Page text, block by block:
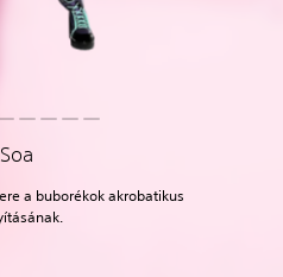
Soa
a buborékok akrobatikus